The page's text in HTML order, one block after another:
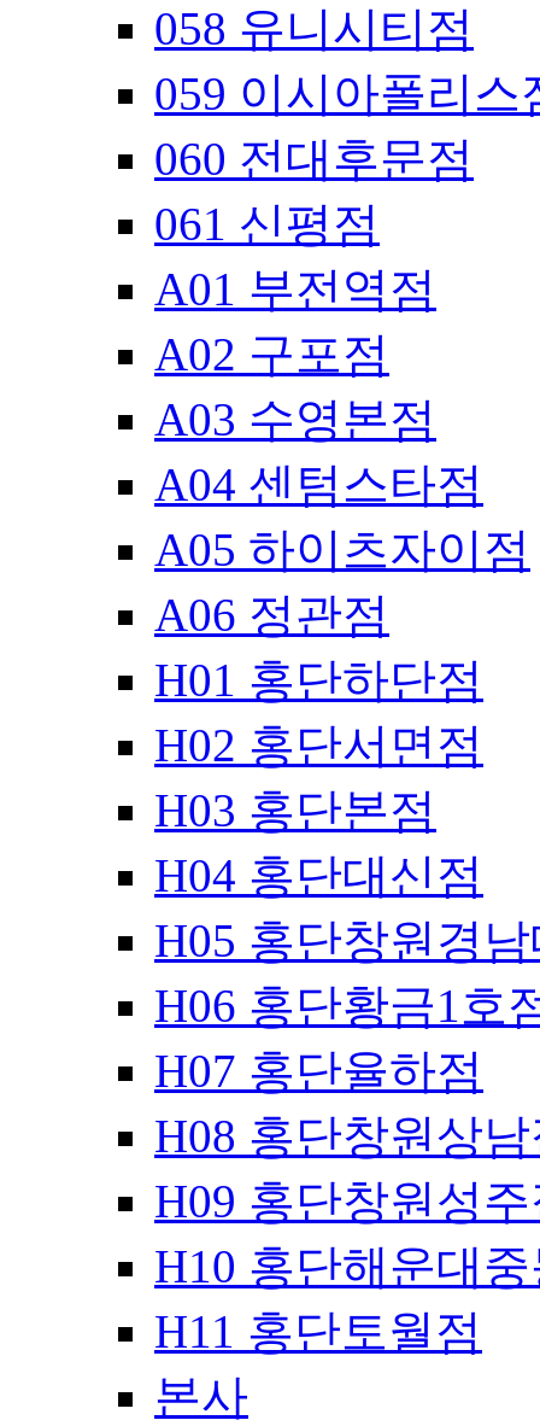
058 유니시티점
059 이시아폴리스
060 전대후문점
061 신평점
A01 부전역점
A02 구포점
A03 수영본점
A04 센텀스타점
A05 하이츠자이점
A06 정관점
H01 홍단하단점
H02 홍단서면점
H03 홍단본점
H04 홍단대신점
H05 홍단창원경
H06 홍단황금1호
H07 홍단율하점
H08 홍단창원상
H09 홍단창원성
H10 홍단해운대
H11 홍단토월점
본사